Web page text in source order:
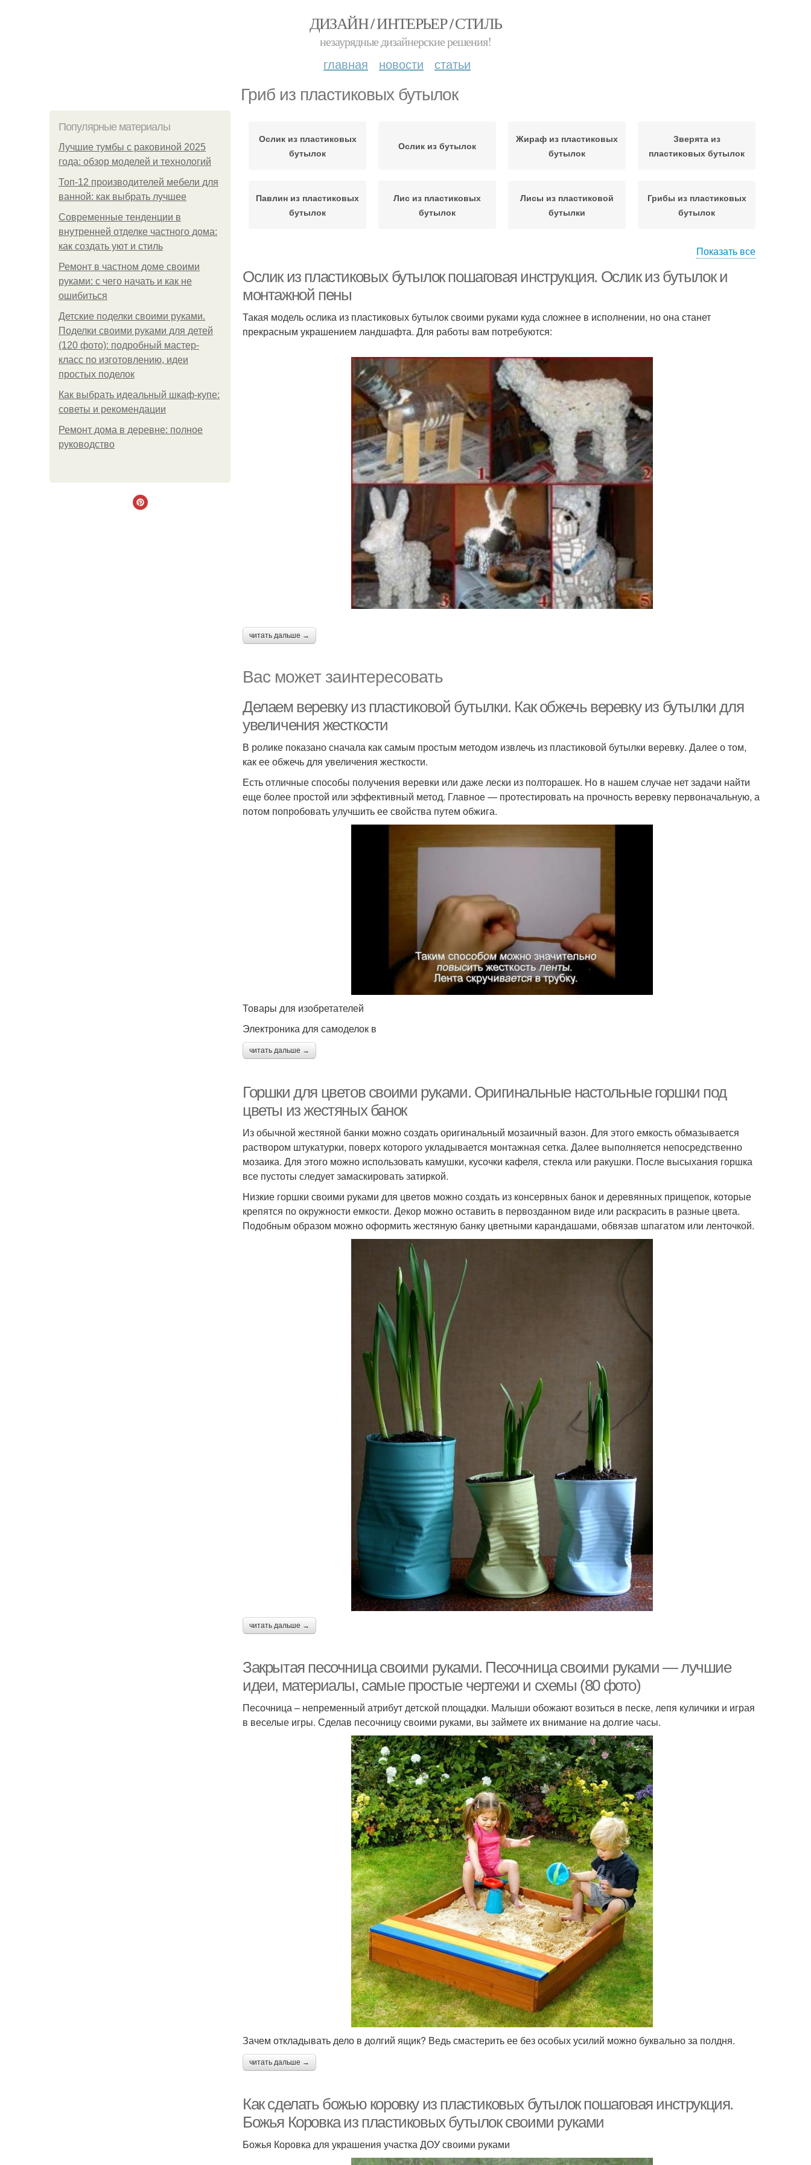
ДИЗАЙН / ИНТЕРЬЕР / СТИЛЬ
незаурядные дизайнерские решения!
главная новости статьи
Гриб из пластиковых бутылок
Популярные материалы
Лучшие тумбы с раковиной 2025
года: обзор моделей и технологий
Топ-12 производителей мебели для
ванной: как выбрать лучшее
Современные тенденции в
внутренней отделке частного дома:
как создать уют и стиль
Ремонт в частном доме своими
руками: с чего начать и как не
ошибиться
Детские поделки своими руками.
Поделки своими руками для детей
(120 фото): подробный мастер-
класс по изготовлению, идеи
простых поделок
Как выбрать идеальный шкаф-купе:
советы и рекомендации
Ремонт дома в деревне: полное
руководство
Ослик из пластиковых
бутылок
Ослик из бутылок
Жираф из пластиковых
бутылок
Зверята из
пластиковых бутылок
Павлин из пластиковых
бутылок
Лис из пластиковых
бутылок
Лисы из пластиковой
бутылки
Грибы из пластиковых
бутылок
бутылок
Показать все
Ослик из пластиковых бутылок пошаговая инструкция. Ослик из бутылок и
монтажной пены
Такая модель ослика из пластиковых бутылок своими руками куда сложнее в исполнении, но она станет
прекрасным украшением ландшафта. Для работы вам потребуются:
читать дальше →
Вас может заинтересовать
Делаем веревку из пластиковой бутылки. Как обжечь веревку из бутылки для
увеличения жесткости
В ролике показано сначала как самым простым методом извлечь из пластиковой бутылки веревку. Далее о том,
как ее обжечь для увеличения жесткости.
Есть отличные способы получения веревки или даже лески из полторашек. Но в нашем случае нет задачи найти
еще более простой или эффективный метод. Главное — протестировать на прочность веревку первоначальную, а
потом попробовать улучшить ее свойства путем обжига.
Товары для изобретателей
Электроника для самоделок в
читать дальше →
Горшки для цветов своими руками. Оригинальные настольные горшки под
цветы из жестяных банок
Из обычной жестяной банки можно создать оригинальный мозаичный вазон. Для этого емкость обмазывается
раствором штукатурки, поверх которого укладывается монтажная сетка. Далее выполняется непосредственно
мозаика. Для этого можно использовать камушки, кусочки кафеля, стекла или ракушки. После высыхания горшка
все пустоты следует замаскировать затиркой.
Низкие горшки своими руками для цветов можно создать из консервных банок и деревянных прищепок, которые
крепятся по окружности емкости. Декор можно оставить в первозданном виде или раскрасить в разные цвета.
Подобным образом можно оформить жестяную банку цветными карандашами, обвязав шпагатом или ленточкой.
читать дальше →
Закрытая песочница своими руками. Песочница своими руками — лучшие
идеи, материалы, самые простые чертежи и схемы (80 фото)
Песочница – непременный атрибут детской площадки. Малыши обожают возиться в песке, лепя куличики и играя
в веселые игры. Сделав песочницу своими руками, вы займете их внимание на долгие часы.
Зачем откладывать дело в долгий ящик? Ведь смастерить ее без особых усилий можно буквально за полдня.
читать дальше →
Как сделать божью коровку из пластиковых бутылок пошаговая инструкция.
Божья Коровка из пластиковых бутылок своими руками
Божья Коровка для украшения участка ДОУ своими руками